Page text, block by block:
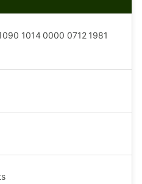
1014 0000 0712 1981